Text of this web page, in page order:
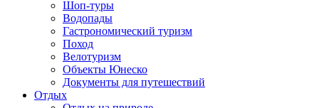
Шоп-туры
Водопады
Гастрономический туризм
Поход
Велотуризм
Объекты Юнеско
Документы для путешествий
Отдых